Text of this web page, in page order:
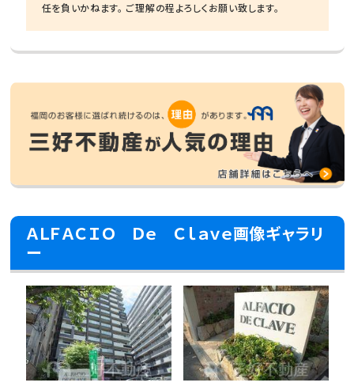
任を負いかねます。 ご理解の程よろしくお願い致します。
ＡＬＦＡＣＩＯ Ｄｅ Ｃｌａｖｅ画像ギャラリ
ー